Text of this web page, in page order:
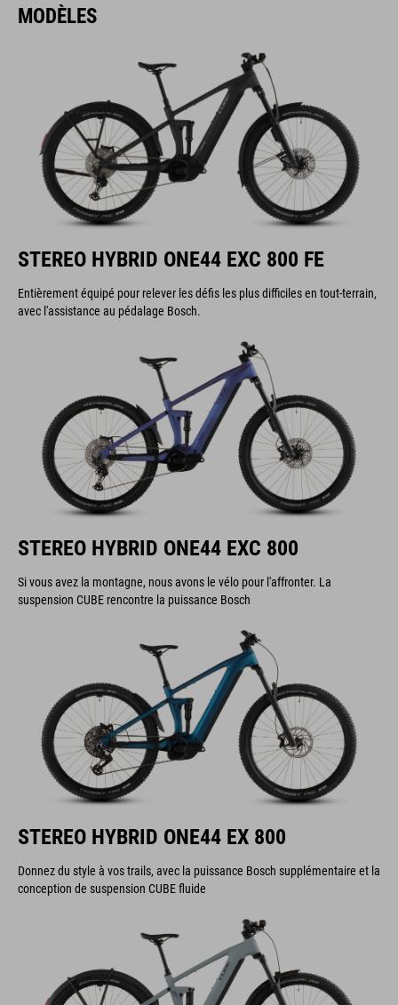
MODÈLES
STEREO HYBRID ONE44 EXC 800 FE
Entièrement équipé pour relever les défis les plus difficiles en tout-terrain,
avec l'assistance au pédalage Bosch.
STEREO HYBRID ONE44 EXC 800
Si vous avez la montagne, nous avons le vélo pour l'affronter. La
suspension CUBE rencontre la puissance Bosch
STEREO HYBRID ONE44 EX 800
Donnez du style à vos trails, avec la puissance Bosch supplémentaire et la
conception de suspension CUBE fluide